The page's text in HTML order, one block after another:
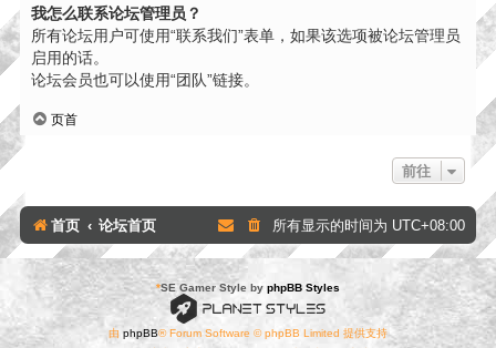
我怎么联系论坛管理员？
所有论坛用户可使用“联系我们”表单，如果该选项被论坛管理员
启用的话。
论坛会员也可以使用“团队”链接。
页首
前往
首页 论坛首页 所有显示的时间为 UTC+08:00
*SE Gamer Style by phpBB Styles
由 phpBB® Forum Software © phpBB Limited 提供支持